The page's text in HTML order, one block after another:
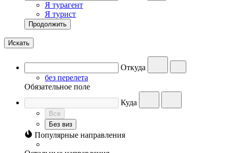
Я турагент
Я турист
Продолжить
Искать
Откуда
без перелета
Обязательное поле
Куда
Все
Без виз
Популярные направления